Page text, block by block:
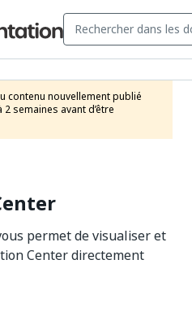
contenu nouvellement publié
semaines avant d’être
permet de visualiser et
Center directement